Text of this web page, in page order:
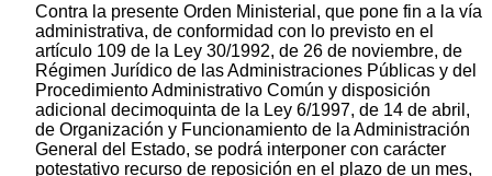
Contra la presente Orden Ministerial, que pone fin a la vía
administrativa, de conformidad con lo previsto en el
artículo 109 de la Ley 30/1992, de 26 de noviembre, de
Régimen Jurídico de las Administraciones Públicas y del
Procedimiento Administrativo Común y disposición
adicional decimoquinta de la Ley 6/1997, de 14 de abril,
de Organización y Funcionamiento de la Administración
General del Estado, se podrá interponer con carácter
potestativo recurso de reposición en el plazo de un mes,